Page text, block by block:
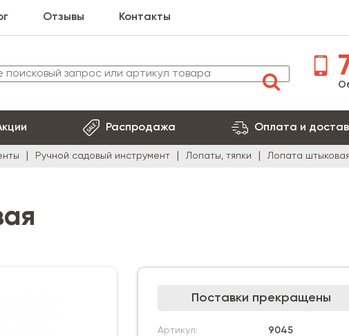
Отзывы Контакты
Распродажа Оплата и
Ручной садовый инструмент Лопаты, тяпки Лопата штыковая
Поставки прекращены
Артикул:
9045